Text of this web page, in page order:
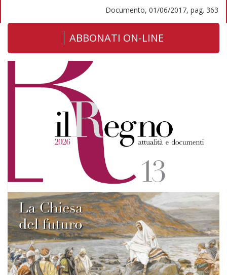
Documento, 01/06/2017, pag. 363
ABBONATI ON-LINE